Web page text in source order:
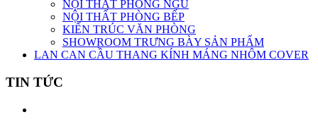
NỘI THẤT PHÒNG NGỦ
NỘI THẤT PHÒNG BẾP
KIẾN TRÚC VĂN PHÒNG
SHOWROOM TRƯNG BÀY SẢN PHẨM
LAN CAN CẦU THANG KÍNH MÁNG NHÔM COVER
TIN TỨC